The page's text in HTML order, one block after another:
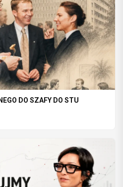
DO SZAFY DO STU